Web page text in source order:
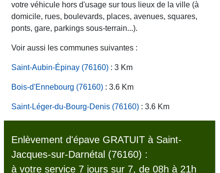
votre véhicule hors d'usage sur tous lieux de la ville (à
domicile, rues, boulevards, places, avenues, squares,
ponts, gare, parkings sous-terrain...).
Voir aussi les communes suivantes :
Saint-Aubin-Épinay (76160) : 3 Km
Bois-d'Ennebourg (76160) : 3.6 Km
Saint-Léger-du-Bourg-Denis (76160) : 3.6 Km
Enlèvement d'épave GRATUIT à Saint-
Jacques-sur-Darnétal (76160) :
à votre service 7 jours sur 7, de 08h à 21h